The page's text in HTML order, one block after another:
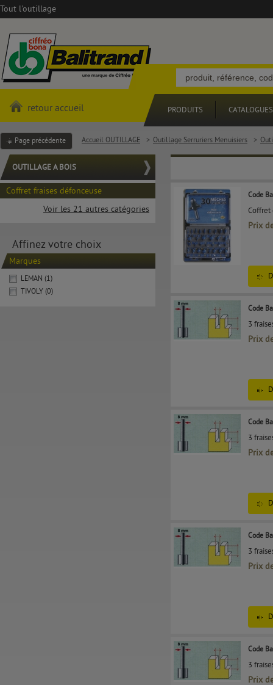
Tout l'outillage
retour accueil PRODUITS CATALOGUES
Page précédente Accueil OUTILLAGE > Outillage Serruriers Menuisiers >
OUTILLAGE A BOIS
Coffret fraises défonceuse
Voir les 21 autres catégories
Affinez votre choix
Marques
LEMAN (1)
TIVOLY (0)
Code
Coffret
Prix
Code
3
Prix
Code
3
Prix
Code
3
Prix
Code
3
Prix